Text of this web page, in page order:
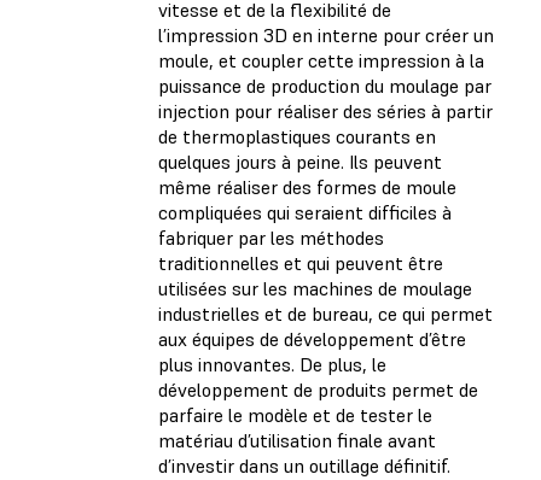
vitesse et de la flexibilité de
l’impression 3D en interne pour créer un
moule, et coupler cette impression à la
puissance de production du moulage par
injection pour réaliser des séries à partir
de thermoplastiques courants en
quelques jours à peine. Ils peuvent
même réaliser des formes de moule
compliquées qui seraient difficiles à
fabriquer par les méthodes
traditionnelles et qui peuvent être
utilisées sur les machines de moulage
industrielles et de bureau, ce qui permet
aux équipes de développement d’être
plus innovantes. De plus, le
développement de produits permet de
parfaire le modèle et de tester le
matériau d’utilisation finale avant
d’investir dans un outillage définitif.